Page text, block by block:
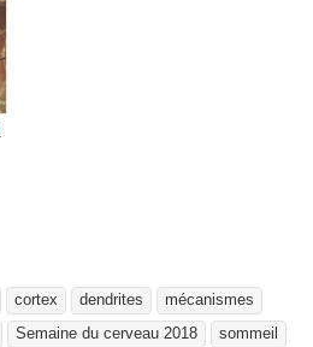
cortex dendrites
mécanismes
Semaine du cerveau 2018
sommeil